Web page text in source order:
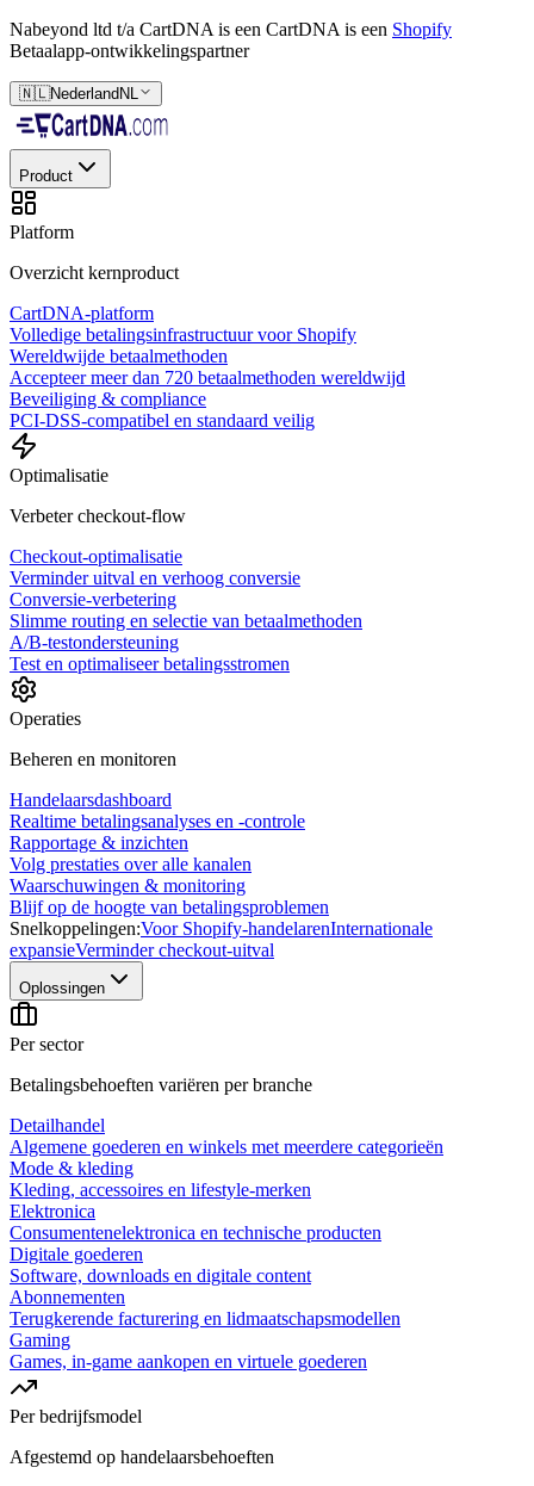
Nabeyond ltd t/a CartDNA is een CartDNA is een Shopify
Betaalapp-ontwikkelingspartner
🇳🇱Nederland NL
Product
Platform
Overzicht kernproduct
CartDNA-platform
Volledige betalingsinfrastructuur voor Shopify
Wereldwijde betaalmethoden
Accepteer meer dan 720 betaalmethoden wereldwijd
Beveiliging & compliance
PCI-DSS-compatibel en standaard veilig
Optimalisatie
Verbeter checkout-flow
Checkout-optimalisatie
Verminder uitval en verhoog conversie
Conversie-verbetering
Slimme routing en selectie van betaalmethoden
A/B-testondersteuning
Test en optimaliseer betalingsstromen
Operaties
Beheren en monitoren
Handelaarsdashboard
Realtime betalingsanalyses en -controle
Rapportage & inzichten
Volg prestaties over alle kanalen
Waarschuwingen & monitoring
Blijf op de hoogte van betalingsproblemen
Snelkoppelingen:Voor Shopify-handelarenInternationale
expansieVerminder checkout-uitval
Oplossingen
Per sector
Betalingsbehoeften variëren per branche
Detailhandel
Algemene goederen en winkels met meerdere categorieën
Mode & kleding
Kleding, accessoires en lifestyle-merken
Elektronica
Consumentenelektronica en technische producten
Digitale goederen
Software, downloads en digitale content
Abonnementen
Terugkerende facturering en lidmaatschapsmodellen
Gaming
Games, in-game aankopen en virtuele goederen
Per bedrijfsmodel
Afgestemd op handelaarsbehoeften